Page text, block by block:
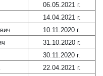
06.05.2021 г.
14.04.2021 г.
10.11.2020 г.
31.10.2020 г.
30.11.2020 г.
22.04.2021 г.